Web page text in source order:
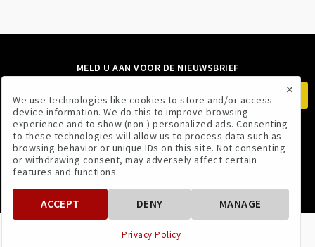
MELD U AAN VOOR DE NIEUWSBRIEF
VOLG ONS
VOORWAARDEN PRIVACYBELEID
×
We use technologies like cookies to store and/or access
device information. We do this to improve browsing
experience and to show (non-) personalized ads. Consenting
to these technologies will allow us to process data such as
browsing behavior or unique IDs on this site. Not consenting
or withdrawing consent, may adversely affect certain
features and functions.
ACCEPT DENY MANAGE
Privacy Policy